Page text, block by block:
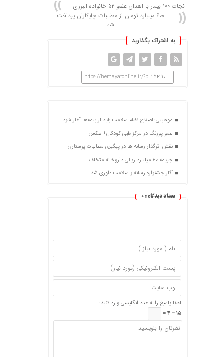
نجات ۱۰۰ بیمار با اهدای عضو ۵۲ خانواده البرزی
600 میلیارد تومان از مطالبات چایکاران پرداخت
شد
به اشتراک بگذارید
https://hemayatonline.ir/?p=254210
موهبتی: اصلاح نظام سلامت باید از بیمه‌ها آغاز شود
عمو پورنگ در مرکز طبی کودکان+ عکس
نقش اثرگذار رسانه ها در پیگیری مطالبات پرستاری
جریمه ۶۰ میلیارد ریالی داروخانه متخلف
آثار جشنواره رسانه و سلامت داوری شد
تعداد دیدگاه : 0
لطفا پاسخ را به عدد انگلیسی وارد کنید:
15 − 4 =